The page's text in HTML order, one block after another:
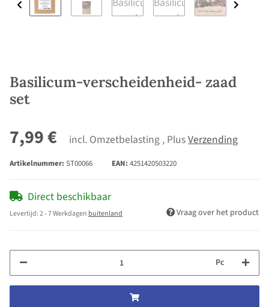
Basilicum-verscheidenheid- zaad
set
7,99 € incl. Omzetbelasting , PlusVerzending
Artikelnummer: ST00066 EAN: 4251420503220
Direct beschikbaar
Levertijd:2 - 7 Werkdagen buitenland Vraag over het product
Pc